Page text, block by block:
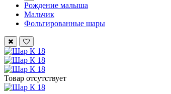
Рождение малыша
Мальчик
Фольгированные шары
Товар отсутствует